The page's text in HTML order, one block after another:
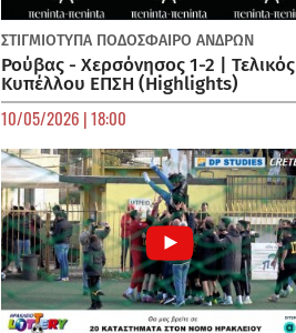
ΣΤΙΓΜΙΟΤΥΠΑ ΠΟΔΌΣΦΑΙΡΟ ΑΝΔΡΏΝ
Ρούβας - Χερσόνησος 1-2 | Τελικός
Κυπέλλου ΕΠΣΗ (Highlights)
10/05/2026 | 18:00